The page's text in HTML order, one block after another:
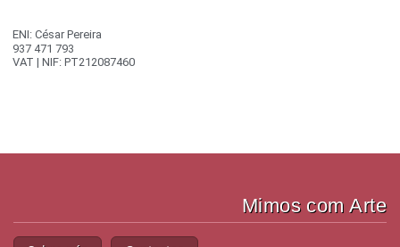
ENI: César Pereira
937 471 793
VAT | NIF: PT212087460
Mimos com Arte